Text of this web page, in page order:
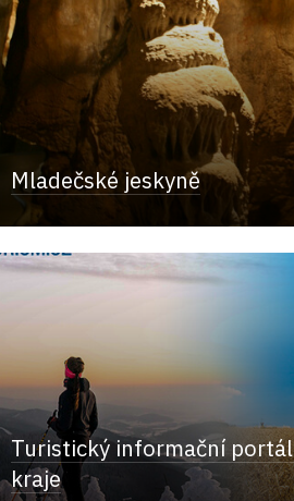
Mladečské jeskyně
Turistický informační
kraje